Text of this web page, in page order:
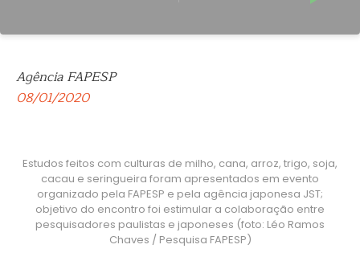
Agência FAPESP
08/01/2020
Estudos feitos com culturas de milho, cana, arroz, trigo, soja,
cacau e seringueira foram apresentados em evento
organizado pela FAPESP e pela agência japonesa JST;
objetivo do encontro foi estimular a colaboração entre
pesquisadores paulistas e japoneses (foto: Léo Ramos
Chaves / Pesquisa FAPESP)